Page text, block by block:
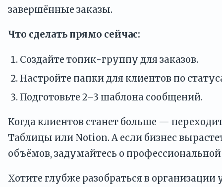
завершённые заказы.
Что сделать прямо сейчас:
Создайте топик-группу для заказов.
Настройте папки для клиентов по
Подготовьте 2–3 шаблона сообщений.
Когда клиентов станет больше —
Таблицы или Notion. А если бизнес
объёмов, задумайтесь о профессиональной
Хотите глубже разобраться в организации